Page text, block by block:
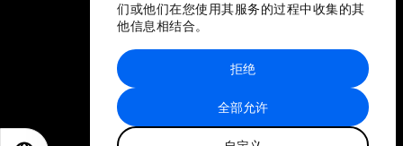
们或他们在您使用其服务的过程中收集的其
他信息相结合。
全部允许
拒绝
站点地图